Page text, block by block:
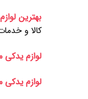
بهترین
کالا و
لوازم یدکی
لوازم یدکی